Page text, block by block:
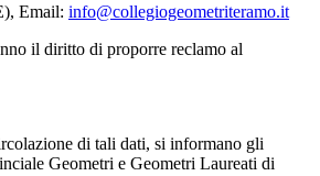
Email: info@collegiogeometriteramo.it
il diritto di proporre reclamo al
di tali dati, si informano gli
Geometri e Geometri Laureati di